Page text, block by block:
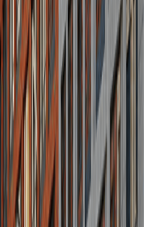
Стоимость недвижимости
Взнос: 39
Срок кредита
лет